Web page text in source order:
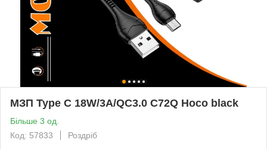
МЗП Type C 18W/3A/QC3.0 C72Q Hoco black
Більше 3 од.
Код: 57833
Роздріб